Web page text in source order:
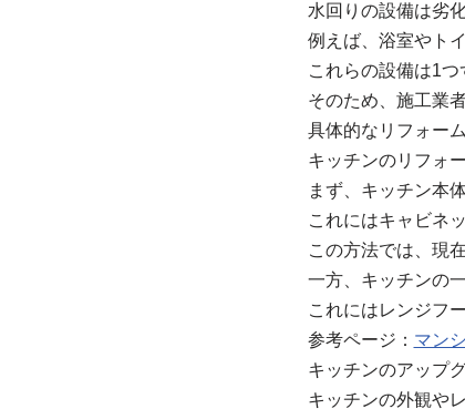
水回りの設備は劣
例えば、浴室やト
これらの設備は1
そのため、施工業
具体的なリフォー
キッチンのリフォ
まず、キッチン本
これにはキャビネ
この方法では、現
一方、キッチンの
これにはレンジフ
参考ページ： マン
キッチンのアップ
キッチンの外観や